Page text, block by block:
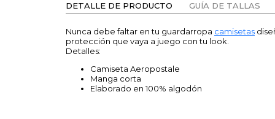
DETALLE DE PRODUCTO GUÍA DE TALLAS
Nunca debe faltar en tu guardarropa camisetas
protección que vaya a juego con tu look.
Detalles:
Camiseta Aeropostale
Manga corta
Elaborado en 100% algodón